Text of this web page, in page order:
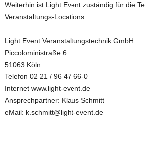
Weiterhin ist Light Event zuständig für die
Veranstaltungs-Locations.
Light Event Veranstaltungstechnik GmbH
Piccoloministraße 6
51063 Köln
Telefon 02 21 / 96 47 66-0
Internet www.light-event.de
Ansprechpartner: Klaus Schmitt
eMail: k.schmitt@light-event.de